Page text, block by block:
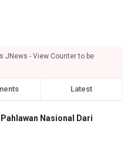
JNews - View Counter to be
Latest
Nasional Dari